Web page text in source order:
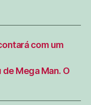
com um
Mega Man. O